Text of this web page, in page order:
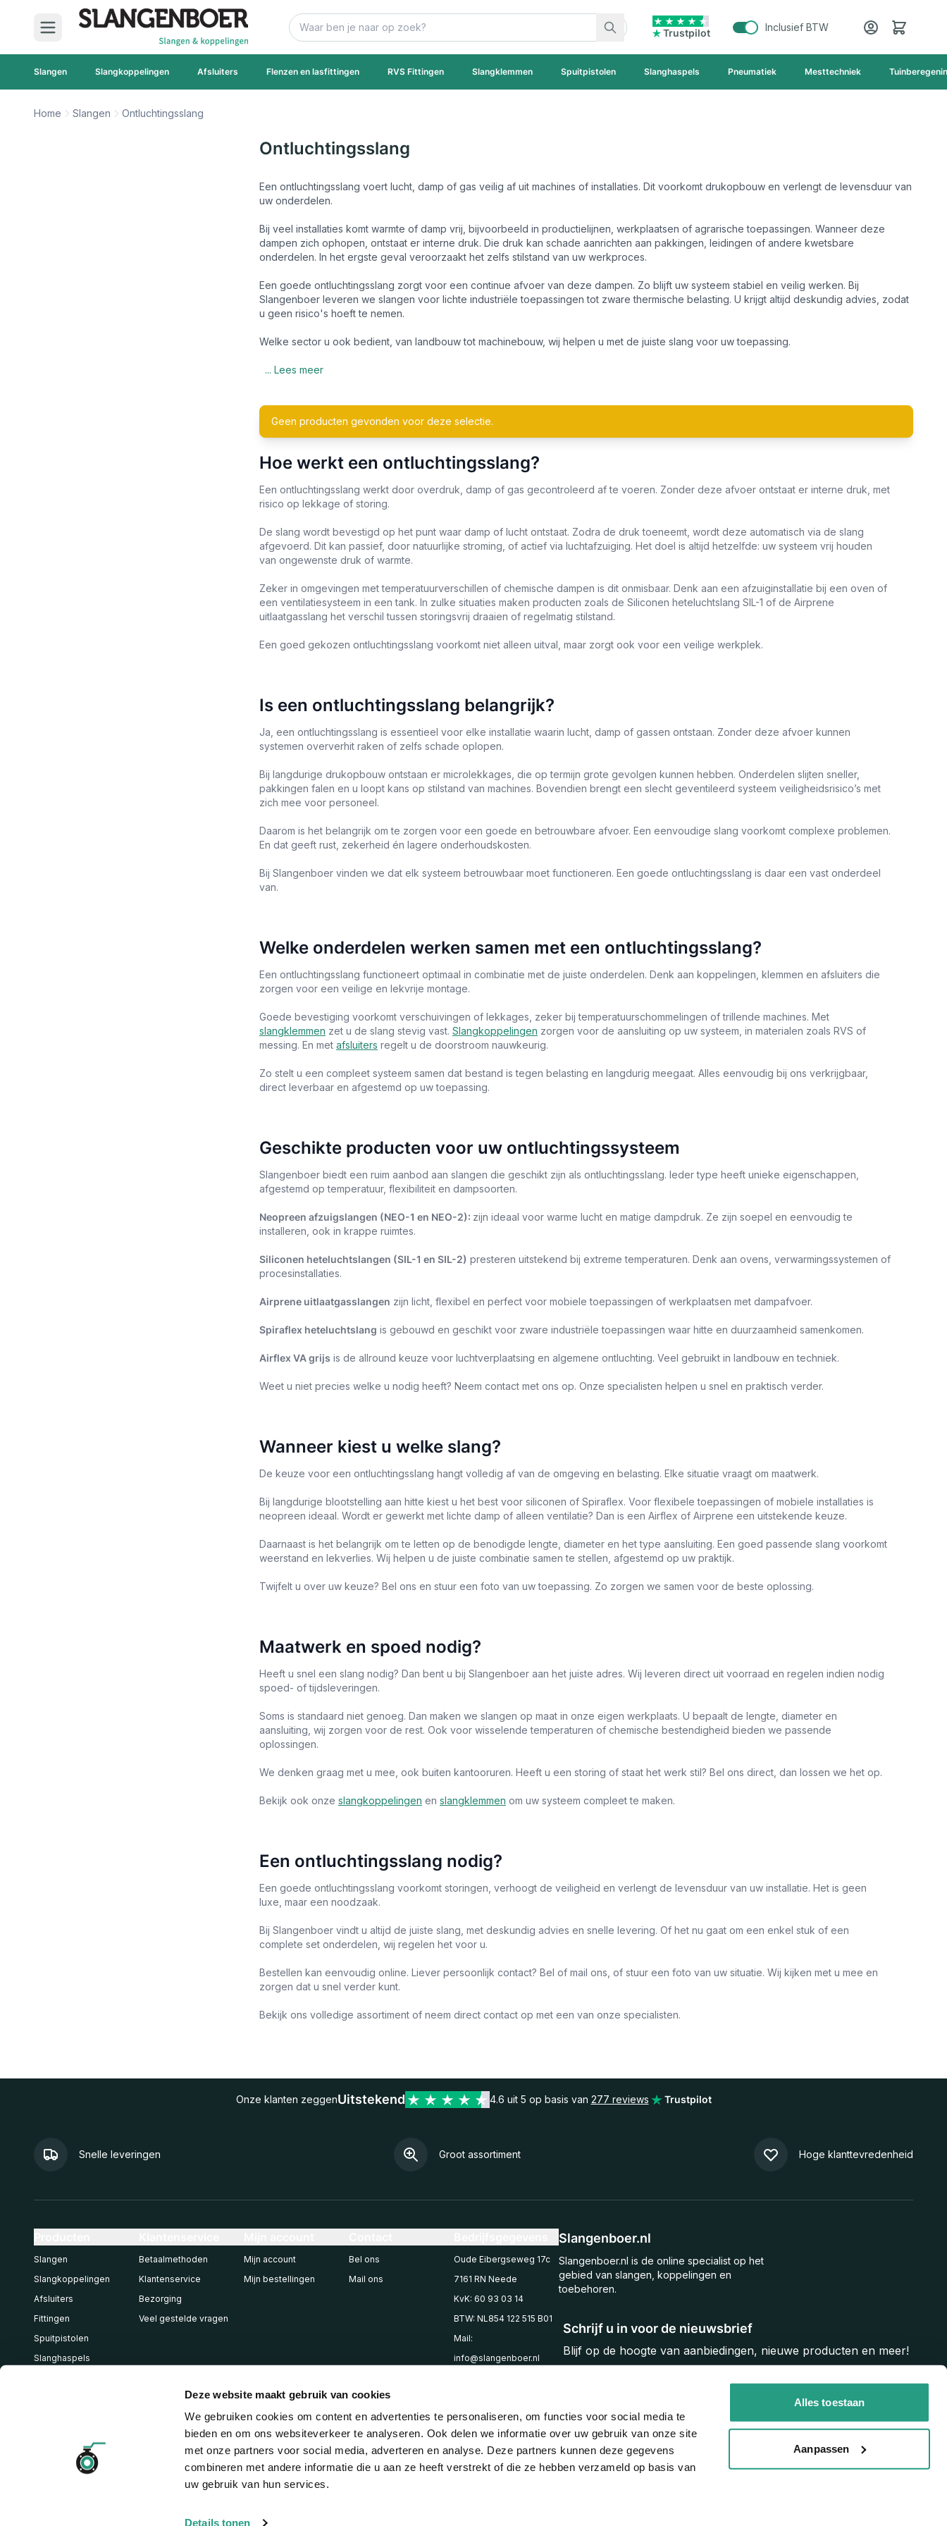
Deze website maakt gebruik van cookies
We gebruiken cookies om content en advertenties te personaliseren, om functies voor social media te
bieden en om ons websiteverkeer te analyseren. Ook delen we informatie over uw gebruik van onze site
met onze partners voor social media, adverteren en analyse. Deze partners kunnen deze gegevens
combineren met andere informatie die u aan ze heeft verstrekt of die ze hebben verzameld op basis van
uw gebruik van hun services.
Details tonen
Alles toestaan
Aanpassen
Ga naar de inhoud
Zoek
Trustpilot
Inclusief BTW Cart
Slangen Slangkoppelingen Afsluiters Flenzen en lasfittingen RVS Fittingen Slangklemmen Spuitpistolen Slanghaspels Pneumatiek Mesttechniek
Home Slangen Ontluchtingsslang
Ontluchtingsslang
Een ontluchtingsslang voert lucht, damp of gas veilig af uit machines of installaties. Dit voorkomt drukopbouw en verlengt de levensduur van
uw onderdelen.
Bij veel installaties komt warmte of damp vrij, bijvoorbeeld in productielijnen, werkplaatsen of agrarische toepassingen. Wanneer deze
dampen zich ophopen, ontstaat er interne druk. Die druk kan schade aanrichten aan pakkingen, leidingen of andere kwetsbare
onderdelen. In het ergste geval veroorzaakt het zelfs stilstand van uw werkproces.
Een goede ontluchtingsslang zorgt voor een continue afvoer van deze dampen. Zo blijft uw systeem stabiel en veilig werken. Bij
Slangenboer leveren we slangen voor lichte industriële toepassingen tot zware thermische belasting. U krijgt altijd deskundig advies, zodat
u geen risico's hoeft te nemen.
Welke sector u ook bedient, van landbouw tot machinebouw, wij helpen u met de juiste slang voor uw toepassing.
... Lees meer
Geen producten gevonden voor deze selectie.
Hoe werkt een ontluchtingsslang?
Een ontluchtingsslang werkt door overdruk, damp of gas gecontroleerd af te voeren. Zonder deze afvoer ontstaat er interne druk, met
risico op lekkage of storing.
De slang wordt bevestigd op het punt waar damp of lucht ontstaat. Zodra de druk toeneemt, wordt deze automatisch via de slang
afgevoerd. Dit kan passief, door natuurlijke stroming, of actief via luchtafzuiging. Het doel is altijd hetzelfde: uw systeem vrij houden
van ongewenste druk of warmte.
Zeker in omgevingen met temperatuurverschillen of chemische dampen is dit onmisbaar. Denk aan een afzuiginstallatie bij een oven of
een ventilatiesysteem in een tank. In zulke situaties maken producten zoals de Siliconen heteluchtslang SIL-1 of de Airprene
uitlaatgasslang het verschil tussen storingsvrij draaien of regelmatig stilstand.
Een goed gekozen ontluchtingsslang voorkomt niet alleen uitval, maar zorgt ook voor een veilige werkplek.
Is een ontluchtingsslang belangrijk?
Ja, een ontluchtingsslang is essentieel voor elke installatie waarin lucht, damp of gassen ontstaan. Zonder deze afvoer kunnen
systemen oververhit raken of zelfs schade oplopen.
Bij langdurige drukopbouw ontstaan er microlekkages, die op termijn grote gevolgen kunnen hebben. Onderdelen slijten sneller,
pakkingen falen en u loopt kans op stilstand van machines. Bovendien brengt een slecht geventileerd systeem veiligheidsrisico’s met
zich mee voor personeel.
Daarom is het belangrijk om te zorgen voor een goede en betrouwbare afvoer. Een eenvoudige slang voorkomt complexe problemen.
En dat geeft rust, zekerheid én lagere onderhoudskosten.
Bij Slangenboer vinden we dat elk systeem betrouwbaar moet functioneren. Een goede ontluchtingsslang is daar een vast onderdeel
van.
Welke onderdelen werken samen met een ontluchtingsslang?
Een ontluchtingsslang functioneert optimaal in combinatie met de juiste onderdelen. Denk aan koppelingen, klemmen en afsluiters die
zorgen voor een veilige en lekvrije montage.
Goede bevestiging voorkomt verschuivingen of lekkages, zeker bij temperatuurschommelingen of trillende machines. Met
slangklemmen zet u de slang stevig vast. Slangkoppelingen zorgen voor de aansluiting op uw systeem, in materialen zoals RVS of
messing. En met afsluiters regelt u de doorstroom nauwkeurig.
Zo stelt u een compleet systeem samen dat bestand is tegen belasting en langdurig meegaat. Alles eenvoudig bij ons verkrijgbaar,
direct leverbaar en afgestemd op uw toepassing.
Geschikte producten voor uw ontluchtingssysteem
Slangenboer biedt een ruim aanbod aan slangen die geschikt zijn als ontluchtingsslang. Ieder type heeft unieke eigenschappen,
afgestemd op temperatuur, flexibiliteit en dampsoorten.
Neopreen afzuigslangen (NEO-1 en NEO-2): zijn ideaal voor warme lucht en matige dampdruk. Ze zijn soepel en eenvoudig te
installeren, ook in krappe ruimtes.
Siliconen heteluchtslangen (SIL-1 en SIL-2) presteren uitstekend bij extreme temperaturen. Denk aan ovens, verwarmingssystemen of
procesinstallaties.
Airprene uitlaatgasslangen zijn licht, flexibel en perfect voor mobiele toepassingen of werkplaatsen met dampafvoer.
Spiraflex heteluchtslang is gebouwd en geschikt voor zware industriële toepassingen waar hitte en duurzaamheid samenkomen.
Airflex VA grijs is de allround keuze voor luchtverplaatsing en algemene ontluchting. Veel gebruikt in landbouw en techniek.
Weet u niet precies welke u nodig heeft? Neem contact met ons op. Onze specialisten helpen u snel en praktisch verder.
Wanneer kiest u welke slang?
De keuze voor een ontluchtingsslang hangt volledig af van de omgeving en belasting. Elke situatie vraagt om maatwerk.
Bij langdurige blootstelling aan hitte kiest u het best voor siliconen of Spiraflex. Voor flexibele toepassingen of mobiele installaties is
neopreen ideaal. Wordt er gewerkt met lichte damp of alleen ventilatie? Dan is een Airflex of Airprene een uitstekende keuze.
Daarnaast is het belangrijk om te letten op de benodigde lengte, diameter en het type aansluiting. Een goed passende slang voorkomt
weerstand en lekverlies. Wij helpen u de juiste combinatie samen te stellen, afgestemd op uw praktijk.
Twijfelt u over uw keuze? Bel ons en stuur een foto van uw toepassing. Zo zorgen we samen voor de beste oplossing.
Maatwerk en spoed nodig?
Heeft u snel een slang nodig? Dan bent u bij Slangenboer aan het juiste adres. Wij leveren direct uit voorraad en regelen indien nodig
spoed- of tijdsleveringen.
Soms is standaard niet genoeg. Dan maken we slangen op maat in onze eigen werkplaats. U bepaalt de lengte, diameter en
aansluiting, wij zorgen voor de rest. Ook voor wisselende temperaturen of chemische bestendigheid bieden we passende
oplossingen.
We denken graag met u mee, ook buiten kantooruren. Heeft u een storing of staat het werk stil? Bel ons direct, dan lossen we het op.
Bekijk ook onze slangkoppelingen en slangklemmen om uw systeem compleet te maken.
Een ontluchtingsslang nodig?
Een goede ontluchtingsslang voorkomt storingen, verhoogt de veiligheid en verlengt de levensduur van uw installatie. Het is geen
luxe, maar een noodzaak.
Bij Slangenboer vindt u altijd de juiste slang, met deskundig advies en snelle levering. Of het nu gaat om een enkel stuk of een
complete set onderdelen, wij regelen het voor u.
Bestellen kan eenvoudig online. Liever persoonlijk contact? Bel of mail ons, of stuur een foto van uw situatie. Wij kijken met u mee en
zorgen dat u snel verder kunt.
Bekijk ons volledige assortiment of neem direct contact op met een van onze specialisten.
Onze klanten zeggenUitstekend 4.6 uit 5 op basis van 277 reviews Trustpilot
Snelle leveringen Groot assortiment Hoge klanttevredenheid
Schrijf u in voor de nieuwsbrief
Blijf op de hoogte van aanbiedingen, nieuwe producten en meer!
Slangenboer.nl
Slangenboer.nl is de online specialist op het
gebied van slangen, koppelingen en
toebehoren.
Slangen
Slangkoppelingen
Afsluiters
Fittingen
Spuitpistolen
Slanghaspels
Betaalmethoden
Klantenservice
Bezorging
Veel gestelde vragen
Mijn account
Mijn bestellingen
Bel ons
Mail ons
Oude Eibergseweg 17c
7161 RN Neede
KvK: 60 93 03 14
BTW: NL854 122 515 B01
Mail:
info@slangenboer.nl